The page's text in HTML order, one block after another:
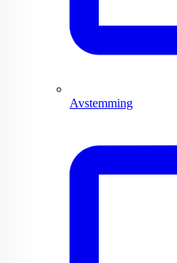
Avstemming